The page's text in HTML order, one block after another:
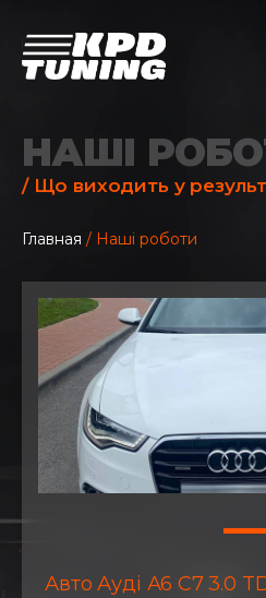
НАШІ
/ Що виходить у
Главная / Наші роботи
Авто Ауді А6 С7 3.0